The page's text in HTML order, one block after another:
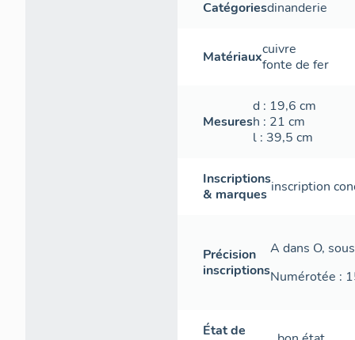
Catégoriesdinanderie
Matériauxcuivre
fonte de fer
Mesures
d : 19,6 cm
h : 21 cm
l : 39,5 cm
Inscriptions
& marques inscription
Précision
inscriptions
A dans O,
Numérotée :
État de